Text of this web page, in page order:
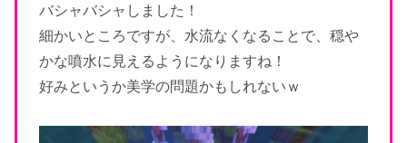
バシャバシャしました！
細かいところですが、水流なくなることで、穏や
かな噴水に見えるようになりますね！
好みというか美学の問題かもしれないｗ